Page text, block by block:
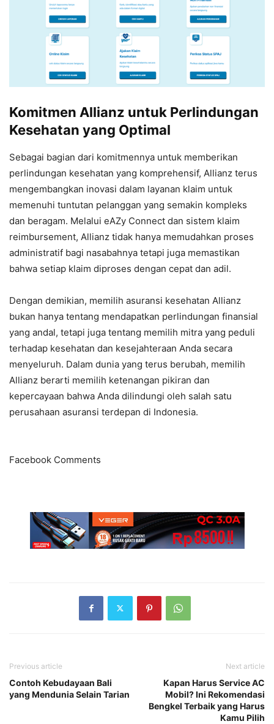
Komitmen Allianz untuk Perlindungan
Kesehatan yang Optimal
Sebagai bagian dari komitmennya untuk memberikan
perlindungan kesehatan yang komprehensif, Allianz terus
mengembangkan inovasi dalam layanan klaim untuk
memenuhi tuntutan pelanggan yang semakin kompleks
dan beragam. Melalui eAZy Connect dan sistem klaim
reimbursement, Allianz tidak hanya memudahkan proses
administratif bagi nasabahnya tetapi juga memastikan
bahwa setiap klaim diproses dengan cepat dan adil.
Dengan demikian, memilih asuransi kesehatan Allianz
bukan hanya tentang mendapatkan perlindungan finansial
yang andal, tetapi juga tentang memilih mitra yang peduli
terhadap kesehatan dan kesejahteraan Anda secara
menyeluruh. Dalam dunia yang terus berubah, memilih
Allianz berarti memilih ketenangan pikiran dan
kepercayaan bahwa Anda dilindungi oleh salah satu
perusahaan asuransi terdepan di Indonesia.
Facebook Comments
Previous article
Contoh Kebudayaan Bali
yang Mendunia Selain Tarian
Next article
Kapan Harus Service AC
Mobil? Ini Rekomendasi
Bengkel Terbaik yang Harus
Kamu Pilih